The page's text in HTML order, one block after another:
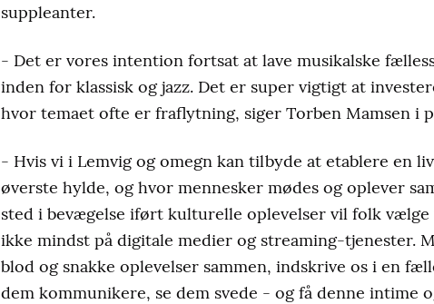
suppleanter.
- Det er vores intention fortsat at lave musikalske
inden for klassisk og jazz. Det er super vigtigt at
hvor temaet ofte er fraflytning, siger Torben Mamsen i
- Hvis vi i Lemvig og omegn kan tilbyde at etablere
øverste hylde, og hvor mennesker mødes og oplever
sted i bevægelse iført kulturelle oplevelser vil folk
ikke mindst på digitale medier og streaming-tjenester.
blod og snakke oplevelser sammen, indskrive os i en
dem kommunikere, se dem svede - og få denne intime